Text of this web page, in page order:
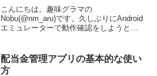
こんにちは。趣味グラマの
Nobu(@nm_aru)です。久しぶりにAndroid
エミュレーターで動作確認をしようとし
uses-sdk:minSdkVersion 16 ...
配当金管理アプリの基本的な使い
方